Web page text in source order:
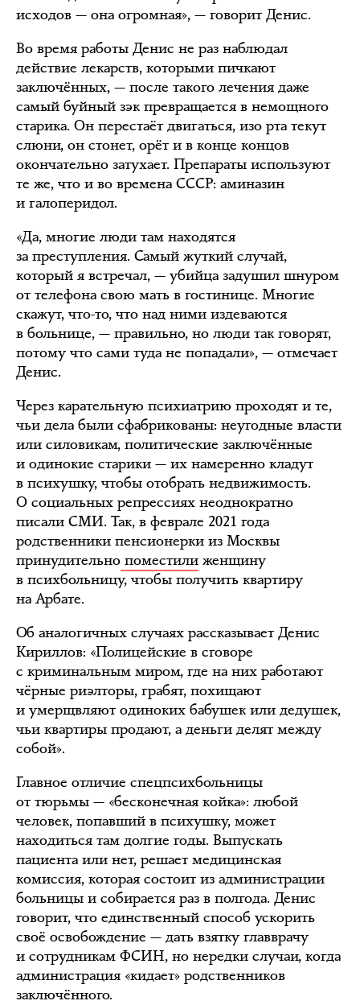
исходов — она огромная», — говорит Денис.
Во время работы Денис не раз наблюдал
действие лекарств, которыми пичкают
заключённых, — после такого лечения даже
самый буйный зэк превращается в немощного
старика. Он перестаёт двигаться, изо рта текут
слюни, он стонет, орёт и в конце концов
окончательно затухает. Препараты используют
те же, что и во времена СССР: аминазин
и галоперидол.
«Да, многие люди там находятся
за преступления. Самый жуткий случай,
который я встречал, — убийца задушил шнуром
от телефона свою мать в гостинице. Многие
скажут, что-то, что над ними издеваются
в больнице, — правильно, но люди так говорят,
потому что сами туда не попадали», — отмечает
Денис.
Через карательную психиатрию проходят и те,
чьи дела были сфабрикованы: неугодные власти
или силовикам, политические заключённые
и одинокие старики — их намеренно кладут
в психушку, чтобы отобрать недвижимость.
О социальных репрессиях неоднократно
писали СМИ. Так, в феврале 2021 года
родственники пенсионерки из Москвы
принудительно поместили женщину
в психбольницу, чтобы получить квартиру
на Арбате.
Об аналогичных случаях рассказывает Денис
Кириллов: «Полицейские в сговоре
с криминальным миром, где на них работают
чёрные риэлторы, грабят, похищают
и умерщвляют одиноких бабушек или дедушек,
чьи квартиры продают, а деньги делят между
собой».
Главное отличие спецпсихбольницы
от тюрьмы — «бесконечная койка»: любой
человек, попавший в психушку, может
находиться там долгие годы. Выпускать
пациента или нет, решает медицинская
комиссия, которая состоит из администрации
больницы и собирается раз в полгода. Денис
говорит, что единственный способ ускорить
своё освобождение — дать взятку главврачу
и сотрудникам ФСИН, но нередки случаи, когда
администрация «кидает» родственников
заключённого.